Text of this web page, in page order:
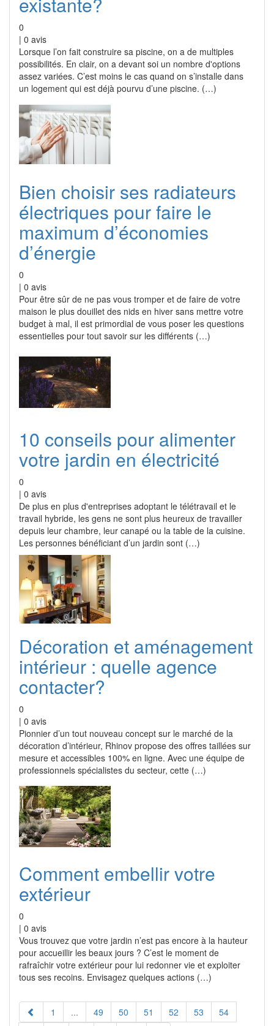
0
| 0 avis
Lorsque l’on fait construire sa piscine, on a de multiples
possibilités. En clair, on a devant soi un nombre d'options
assez variées. C’est moins le cas quand on s’installe dans
un logement qui est déjà pourvu d’une piscine. (…)
Bien choisir ses radiateurs
électriques pour faire le
maximum d’économies
d’énergie
0
| 0 avis
Pour être sûr de ne pas vous tromper et de faire de votre
maison le plus douillet des nids en hiver sans mettre votre
budget à mal, il est primordial de vous poser les questions
essentielles pour tout savoir sur les différents (…)
10 conseils pour alimenter
votre jardin en électricité
0
| 0 avis
De plus en plus d'entreprises adoptant le télétravail et le
travail hybride, les gens ne sont plus heureux de travailler
depuis leur chambre, leur canapé ou la table de la cuisine.
Les personnes bénéficiant d’un jardin sont (…)
Décoration et aménagement
intérieur : quelle agence
contacter?
0
| 0 avis
Pionnier d’un tout nouveau concept sur le marché de la
décoration d’intérieur, Rhinov propose des offres taillées sur
mesure et accessibles 100% en ligne. Avec une équipe de
professionnels spécialistes du secteur, cette (…)
Comment embellir votre
extérieur
0
| 0 avis
Vous trouvez que votre jardin n’est pas encore à la hauteur
pour accueillir les beaux jours ? C’est le moment de
rafraîchir votre extérieur pour lui redonner vie et exploiter
tous ses recoins. Envisagez quelques actions (…)
1 ... 49 50 51 52 53
54